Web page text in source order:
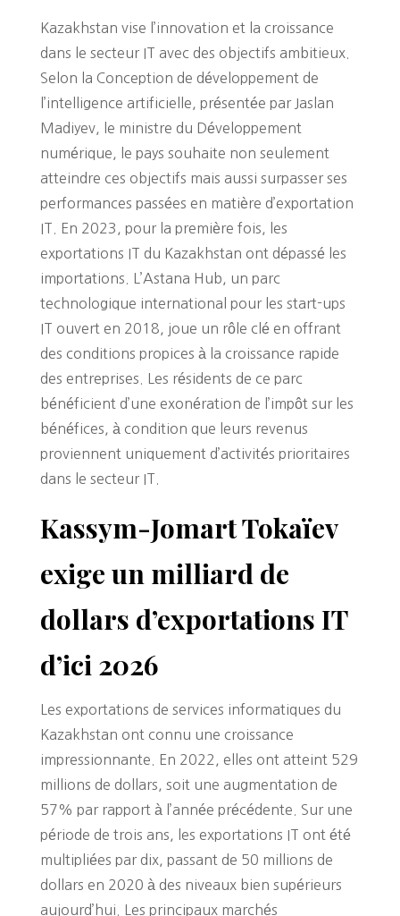
Kazakhstan vise l’innovation et la croissance
dans le secteur IT avec des objectifs ambitieux.
Selon la Conception de développement de
l’intelligence artificielle, présentée par Jaslan
Madiyev, le ministre du Développement
numérique, le pays souhaite non seulement
atteindre ces objectifs mais aussi surpasser ses
performances passées en matière d’exportation
IT. En 2023, pour la première fois, les
exportations IT du Kazakhstan ont dépassé les
importations. L’Astana Hub, un parc
technologique international pour les start-ups
IT ouvert en 2018, joue un rôle clé en offrant
des conditions propices à la croissance rapide
des entreprises. Les résidents de ce parc
bénéficient d’une exonération de l’impôt sur les
bénéfices, à condition que leurs revenus
proviennent uniquement d’activités prioritaires
dans le secteur IT.
Kassym-Jomart Tokaïev
exige un milliard de
dollars d’exportations IT
d’ici 2026
Les exportations de services informatiques du
Kazakhstan ont connu une croissance
impressionnante. En 2022, elles ont atteint 529
millions de dollars, soit une augmentation de
57% par rapport à l’année précédente. Sur une
période de trois ans, les exportations IT ont été
multipliées par dix, passant de 50 millions de
dollars en 2020 à des niveaux bien supérieurs
aujourd’hui. Les principaux marchés